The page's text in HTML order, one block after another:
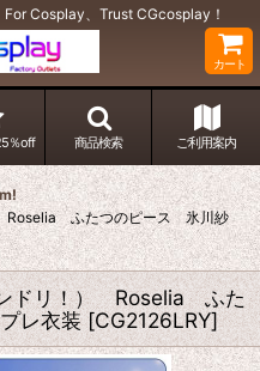
Cosplay、Trust CGcosplay！
カート
％off 商品検索 ご利用案内
Roselia ふたつのピース 氷川紗
ドリ！） Roselia ふた
レ衣装 [CG2126LRY]